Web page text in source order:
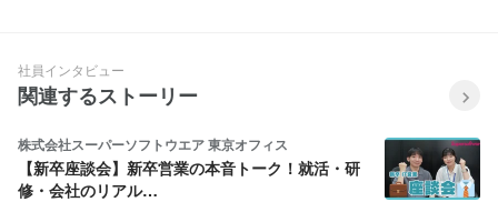
社員インタビュー
関連するストーリー
株式会社スーパーソフトウエア 東京オフィス
【新卒座談会】新卒営業の本音トーク！就活・研
修・会社のリアル…